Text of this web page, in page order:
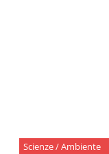
Scienze / Ambiente